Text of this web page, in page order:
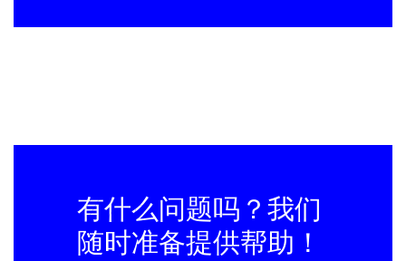
有什么问题吗？我们
随时准备提供帮助！